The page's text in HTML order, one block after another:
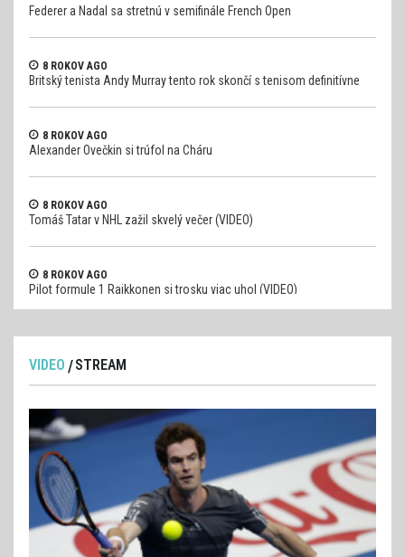
Federer a Nadal sa stretnú v semifinále French Open
8 ROKOV AGO
Britský tenista Andy Murray tento rok skončí s tenisom definitívne
8 ROKOV AGO
Alexander Ovečkin si trúfol na Cháru
8 ROKOV AGO
Tomáš Tatar v NHL zažil skvelý večer (VIDEO)
8 ROKOV AGO
Pilot formule 1 Raikkonen si trosku viac uhol (VIDEO)
VIDEO STREAM